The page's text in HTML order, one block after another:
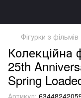
Фігурки з фільмів
Колекційна
25th
Spring
Артикул: